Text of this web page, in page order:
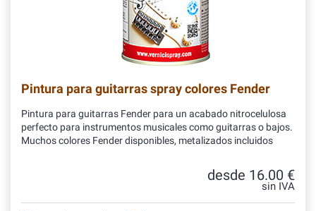
Pintura para guitarras spray colores Fender
Pintura para guitarras Fender para un acabado nitrocelulosa
perfecto para instrumentos musicales como guitarras o bajos.
Muchos colores Fender disponibles, metalizados incluidos
desde 16.00 €
sin IVA